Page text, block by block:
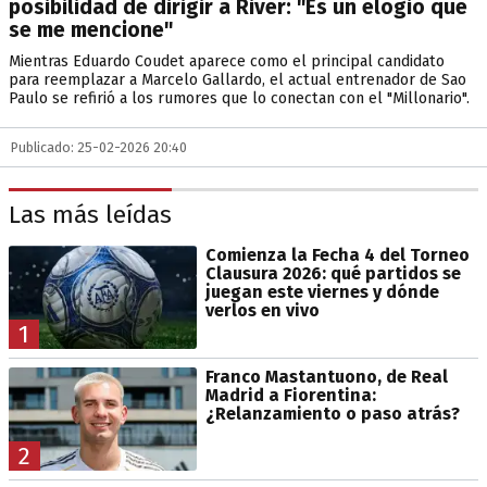
posibilidad de dirigir a River: "Es un elogio que
se me mencione"
Mientras Eduardo Coudet aparece como el principal candidato
para reemplazar a Marcelo Gallardo, el actual entrenador de Sao
Paulo se refirió a los rumores que lo conectan con el "Millonario".
Publicado: 25-02-2026 20:40
Las más leídas
1
Comienza la Fecha 4 del Torneo
Clausura 2026: qué partidos se
juegan este viernes y dónde
verlos en vivo
2
Franco Mastantuono, de Real
Madrid a Fiorentina:
¿Relanzamiento o paso atrás?